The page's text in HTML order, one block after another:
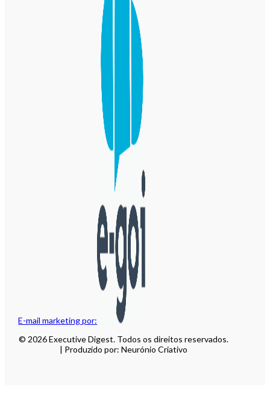
E-mail marketing por:
© 2026 Executive Digest. Todos os direitos reservados.
| Produzido por: Neurónio Criativo